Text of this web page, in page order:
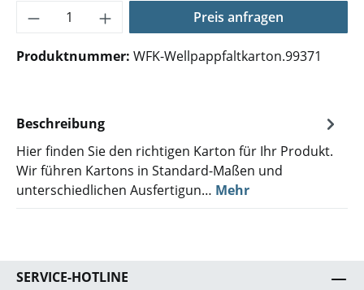
Produkt Anzahl: Gib den gewünschten
Preis anfragen
Produktnummer: WFK-Wellpappfaltkarton.99371
Beschreibung
Hier finden Sie den richtigen Karton für Ihr Produkt.
Wir führen Kartons in Standard-Maßen und
unterschiedlichen Ausfertigun… Mehr
SERVICE-HOTLINE